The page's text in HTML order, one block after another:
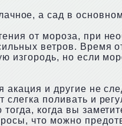
а сад в
от мороза, при
ветров. Время
но если
и другие не
поливать и
когда вы
что можно